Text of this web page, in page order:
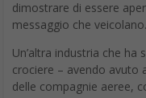
Un’altra industria che ha
crociere – avendo avuto
delle compagnie aeree,
potessero diventare loro